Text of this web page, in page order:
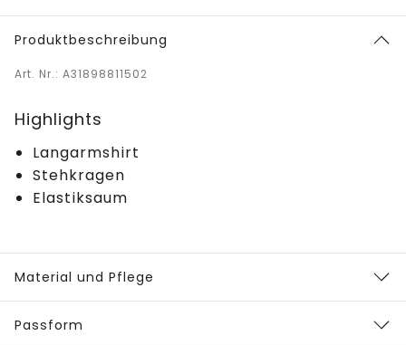
Produktbeschreibung
Art. Nr.: A31898811502
Highlights
Langarmshirt
Stehkragen
Elastiksaum
Material und Pflege
Passform